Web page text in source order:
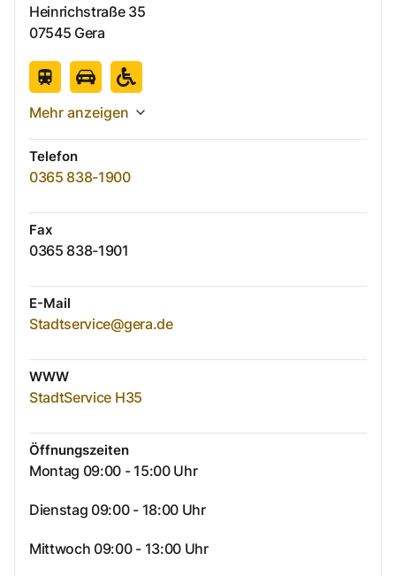
Heinrichstraße 35
07545 Gera
Mehr anzeigen
Telefon
0365 838-1900
Fax
0365 838-1901
E-Mail
Stadtservice@gera.de
WWW
StadtService H35
Öffnungszeiten
Montag 09:00 - 15:00 Uhr
Dienstag 09:00 - 18:00 Uhr
Mittwoch 09:00 - 13:00 Uhr